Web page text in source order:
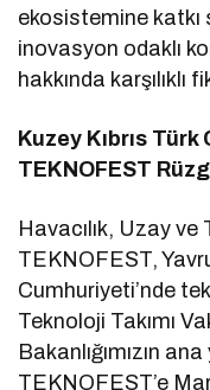
ekosistemine
inovasyon odaklı
hakkında karşılıklı
Kuzey Kıbrıs
TEKNOFEST
Havacılık, Uzay
TEKNOFEST,
Cumhuriyeti’nde
Teknoloji Takımı
Bakanlığımızın
TEKNOFEST’e